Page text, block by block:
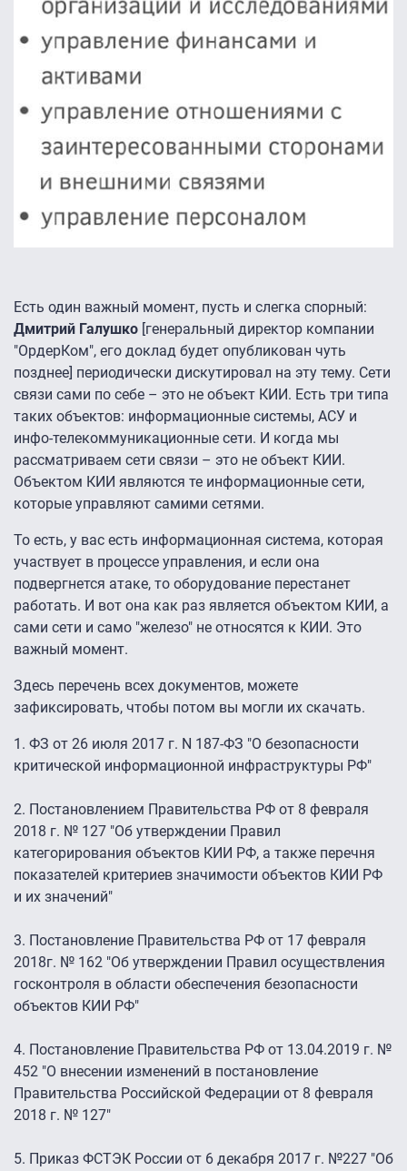
Есть один важный момент, пусть и слегка спорный:
Дмитрий Галушко [генеральный директор компании
"ОрдерКом", его доклад будет опубликован чуть
позднее] периодически дискутировал на эту тему. Сети
связи сами по себе – это не объект КИИ. Есть три типа
таких объектов: информационные системы, АСУ и
инфо-телекоммуникационные сети. И когда мы
рассматриваем сети связи – это не объект КИИ.
Объектом КИИ являются те информационные сети,
которые управляют самими сетями.
То есть, у вас есть информационная система, которая
участвует в процессе управления, и если она
подвергнется атаке, то оборудование перестанет
работать. И вот она как раз является объектом КИИ, а
сами сети и само "железо" не относятся к КИИ. Это
важный момент.
Здесь перечень всех документов, можете
зафиксировать, чтобы потом вы могли их скачать.
1. ФЗ от 26 июля 2017 г. N 187-ФЗ "О безопасности
критической информационной инфраструктуры РФ"
2. Постановлением Правительства РФ от 8 февраля
2018 г. № 127 "Об утверждении Правил
категорирования объектов КИИ РФ, а также перечня
показателей критериев значимости объектов КИИ РФ
и их значений"
3. Постановление Правительства РФ от 17 февраля
2018г. № 162 "Об утверждении Правил осуществления
госконтроля в области обеспечения безопасности
объектов КИИ РФ"
4. Постановление Правительства РФ от 13.04.2019 г. №
452 "О внесении изменений в постановление
Правительства Российской Федерации от 8 февраля
2018 г. № 127"
5. Приказ ФСТЭК России от 6 декабря 2017 г. №227 "Об